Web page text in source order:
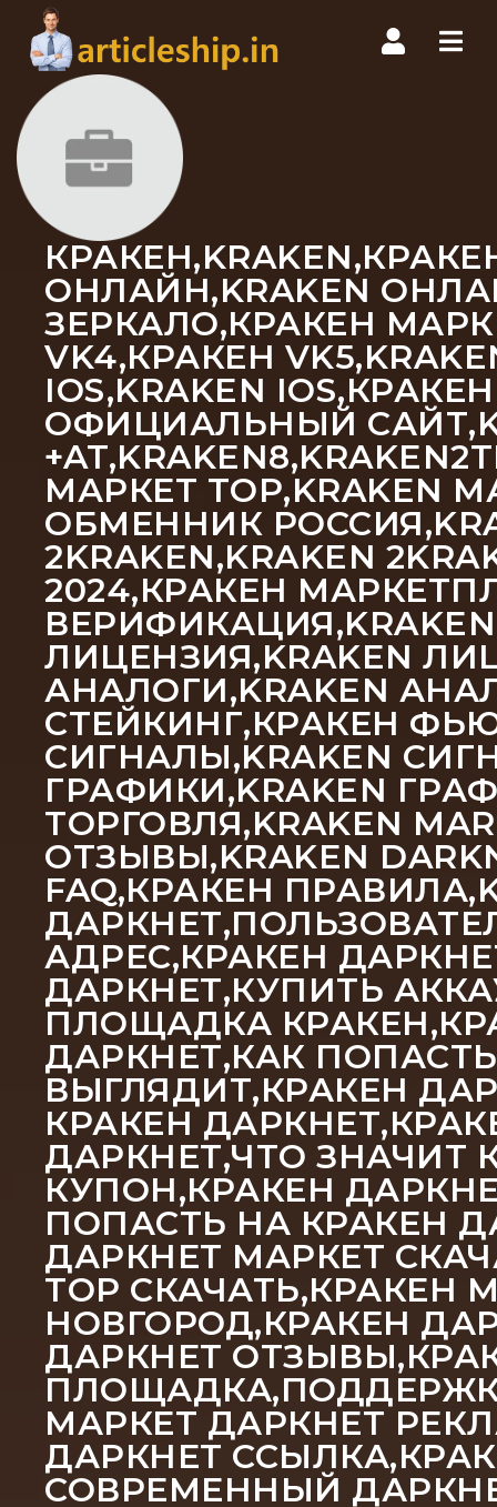
ОНЛАЙН,KRAKEN
ЗЕРКАЛО,КРАКЕН
VK4,КРАКЕН
IOS,KRAKEN
ОФИЦИАЛЬНЫЙ
МАРКЕТ ТОР,KRAKEN
ОБМЕННИК
2KRAKEN,KRAKEN
2024,КРАКЕН
ЛИЦЕНЗИЯ,KRAKEN
АНАЛОГИ,KRAKEN
СТЕЙКИНГ,КРАКЕН
СИГНАЛЫ,KRAKEN
ГРАФИКИ,KRAKEN
ТОРГОВЛЯ,KRAKEN
ОТЗЫВЫ,KRAKEN
FAQ,КРАКЕН
АДРЕС,КРАКЕН
ДАРКНЕТ,КУПИТЬ
ПЛОЩАДКА
ДАРКНЕТ,КАК
ВЫГЛЯДИТ,КРАКЕН
КРАКЕН
ДАРКНЕТ,ЧТО ЗНАЧИТ
КУПОН,КРАКЕН
ПОПАСТЬ НА КРАКЕН
ДАРКНЕТ МАРКЕТ
ТОР СКАЧАТЬ,КРАКЕН
НОВГОРОД,КРАКЕН
ДАРКНЕТ
МАРКЕТ ДАРКНЕТ
ДАРКНЕТ
СОВРЕМЕННЫЙ